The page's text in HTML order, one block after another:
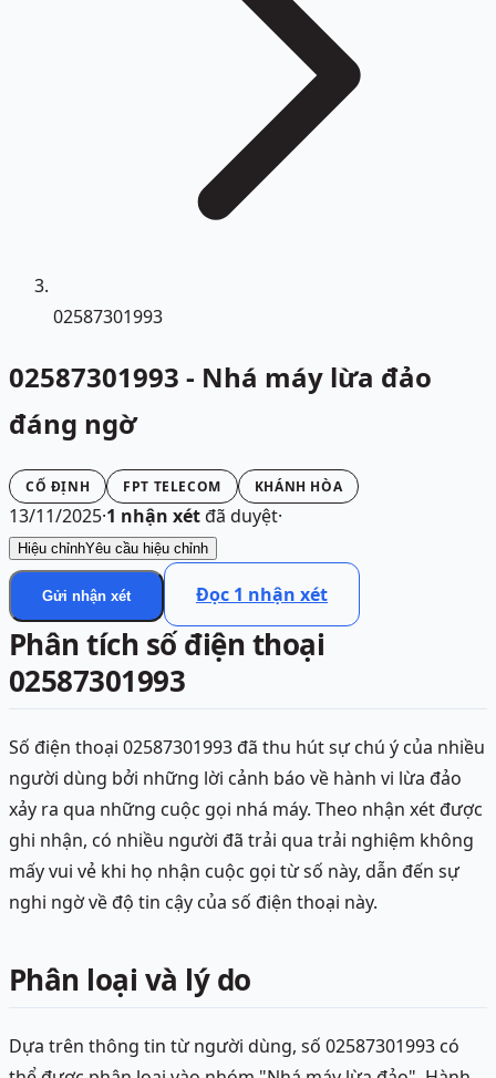
02587301993
02587301993 - Nhá máy lừa đảo
đáng ngờ
CỐ ĐỊNH FPT TELECOM KHÁNH HÒA
13/11/2025·1 nhận xétđã duyệt·
Hiệu chỉnhYêu cầu hiệu chỉnh
Gửi nhận xét Đọc 1 nhận xét
Phân tích số điện thoại
02587301993
Số điện thoại 02587301993 đã thu hút sự chú ý của nhiều
người dùng bởi những lời cảnh báo về hành vi lừa đảo
xảy ra qua những cuộc gọi nhá máy. Theo nhận xét được
ghi nhận, có nhiều người đã trải qua trải nghiệm không
mấy vui vẻ khi họ nhận cuộc gọi từ số này, dẫn đến sự
nghi ngờ về độ tin cậy của số điện thoại này.
Phân loại và lý do
Dựa trên thông tin từ người dùng, số 02587301993 có